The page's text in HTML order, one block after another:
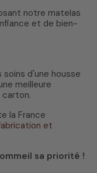
notre matelas
et de bien-
soins d'une housse
meilleure
la France
et
sa priorité !